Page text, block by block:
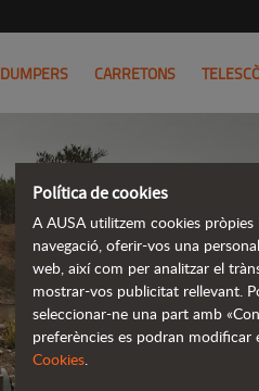
DUMPERS CARRETONS
Política de cookies
A AUSA utilitzem cookies
navegació, oferir-vos una
web, així com per analitzar el
mostrar-vos publicitat rellevant.
seleccionar-ne una part amb
preferències es podran
Cookies.